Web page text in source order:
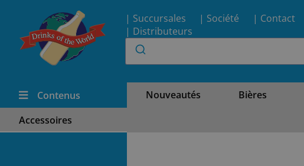
| Succursales | Société | Contact
| Distributeurs
Contenus Nouveautés Bières
Accessoires